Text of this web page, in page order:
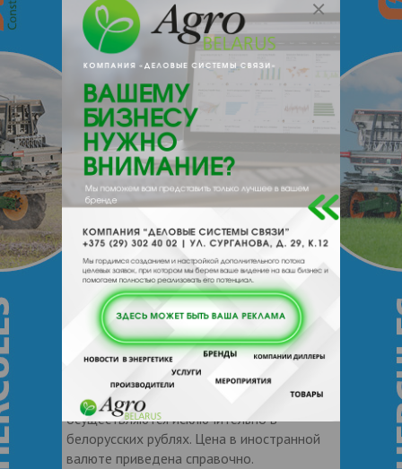
Масло моторное Orlen Oil Platinum
Max Expert C4 5W-30
​Всесезонное синтетическое моторное
масло типа low SAPS высшего качества
(с пониженным содержанием серы,
сульфатной золы и фосфора).
Разработано на основе современной
технологии Complex Protection
Formula, благодаря которой
уменьшает количество
*Все расчеты на территории Беларуси
между гражданами Республики Беларусь
осуществляются исключительно в
белорусских рублях. Цена в иностранной
валюте приведена справочно.